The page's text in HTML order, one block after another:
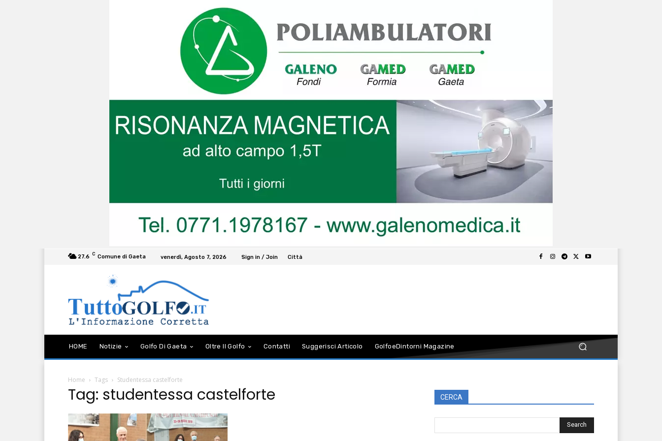
27.6 C Comune di Gaeta venerdì, Agosto 7, 2026 Sign in / Join Città
HOME Notizie Golfo Di Gaeta Oltre Il Golfo Contatti Suggerisci Articolo GolfoeDintorni Magazine
Home Tags Studentessa castelforte
Tag: studentessa castelforte CERCA